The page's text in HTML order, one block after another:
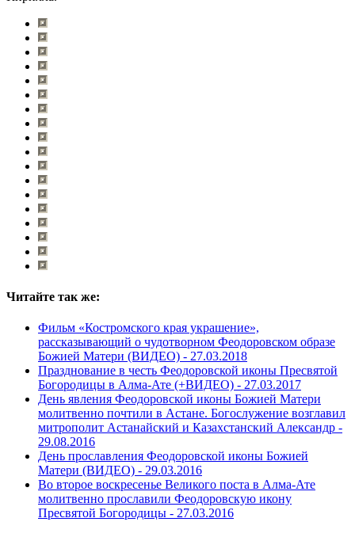
Читайте так же:
Фильм «Костромского края украшение»,
рассказывающий о чудотворном Феодоровском образе
Божией Матери (ВИДЕО) - 27.03.2018
Празднование в честь Феодоровской иконы Пресвятой
Богородицы в Алма-Ате (+ВИДЕО) - 27.03.2017
День явления Феодоровской иконы Божией Матери
молитвенно почтили в Астане. Богослужение возглавил
митрополит Астанайский и Казахстанский Александр -
29.08.2016
День прославления Феодоровской иконы Божией
Матери (ВИДЕО) - 29.03.2016
Во второе воскресенье Великого поста в Алма-Ате
молитвенно прославили Феодоровскую икону
Пресвятой Богородицы - 27.03.2016